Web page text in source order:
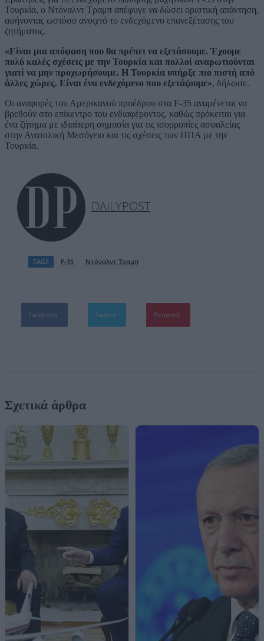
Τουρκία, ο Ντόναλντ Τραμπ απέφυγε να δώσει οριστική απάντηση,
αφήνοντας ωστόσο ανοιχτό το ενδεχόμενο επανεξέτασης του
ζητήματος.
«Είναι μια απόφαση που θα πρέπει να εξετάσουμε. Έχουμε
πολύ καλές σχέσεις με την Τουρκία και πολλοί αναρωτιούνται
γιατί να μην προχωρήσουμε. Η Τουρκία υπήρξε πιο πιστή από
άλλες χώρες. Είναι ένα ενδεχόμενο που εξετάζουμε», δήλωσε.
Οι αναφορές του Αμερικανού προέδρου στα F-35 αναμένεται να
βρεθούν στο επίκεντρο του ενδιαφέροντος, καθώς πρόκειται για
ένα ζήτημα με ιδιαίτερη σημασία για τις ισορροπίες ασφαλείας
στην Ανατολική Μεσόγειο και τις σχέσεις των ΗΠΑ με την
Τουρκία.
DAILYPOST
TAGS F-35 Ντόναλντ Τραμπ
Facebook Twitter Pinterest
Σχετικά άρθρα